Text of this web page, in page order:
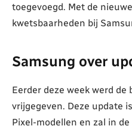
toegevoegd. Met de
kwetsbaarheden bij
Samsung over
Eerder deze week werd
vrijgegeven. Deze update
Pixel-modellen en zal in